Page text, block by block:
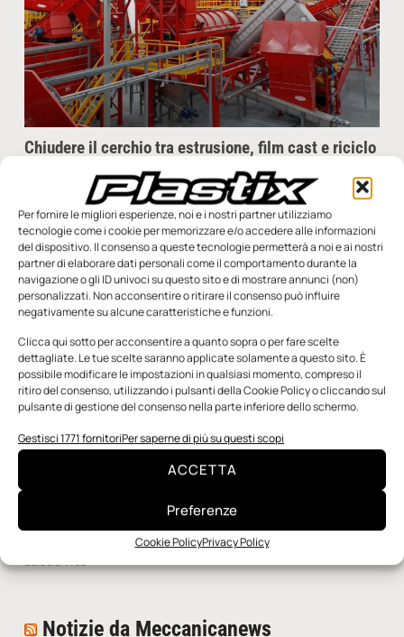
Per fornire le migliori esperienze, noi e i nostri partner utilizziamo
tecnologie come i cookie per memorizzare e/o accedere alle informazioni
del dispositivo. Il consenso a queste tecnologie permetterà a noi e ai nostri
partner di elaborare dati personali come il comportamento durante la
navigazione o gli ID univoci su questo sito e di mostrare annunci (non)
personalizzati. Non acconsentire o ritirare il consenso può influire
negativamente su alcune caratteristiche e funzioni.
Clicca qui sotto per acconsentire a quanto sopra o per fare scelte
dettagliate. Le tue scelte saranno applicate solamente a questo sito. È
possibile modificare le impostazioni in qualsiasi momento, compreso il
ritiro del consenso, utilizzando i pulsanti della Cookie Policy o cliccando sul
pulsante di gestione del consenso nella parte inferiore dello schermo.
Gestisci 1771 fornitoriPer saperne di più su questi scopi
ACCETTA
Preferenze
Cookie PolicyPrivacy Policy
Chiudere il cerchio tra estrusione, film cast e riciclo
Dall’estrusione al riciclo, dalla digitalizzazione alla circolarità,
Amut continua a innovare, offrendo soluzioni più intelligenti,
affidabili e sostenibili per l’industria delle materie plastiche. In
occasione
Redazione 10 Ottobre 2025
SFOGLIA LA RIVISTA
n.4 - Maggio 2026
Edicola Web
Notizie da Meccanicanews